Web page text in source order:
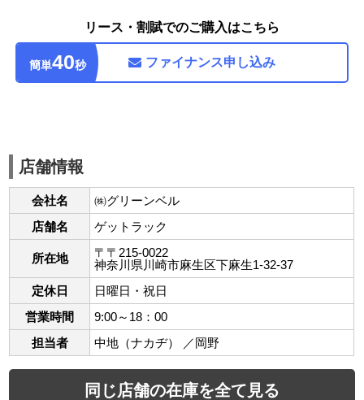
リース・割賦でのご購入はこちら
簡単40秒 ファイナンス申し込み
店舗情報
会社名
㈱グリーンベル
店舗名
ゲットラック
所在地
〒〒215-0022
神奈川県川崎市麻生区下麻生1-32-37
定休日
日曜日・祝日
営業時間
9:00～18：00
担当者
中地（ナカヂ） ／岡野
同じ店舗の在庫を全て見る